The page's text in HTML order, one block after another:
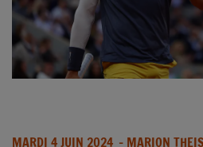
MARDI 4 JUIN 2024 - MARION